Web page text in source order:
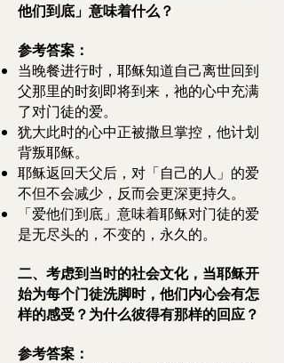
他们到底」意味着什么？
参考答案：
当晚餐进行时，耶稣知道自己离世回到
父那里的时刻即将到来，祂的心中充满
了对门徒的爱。
犹大此时的心中正被撒旦掌控，他计划
背叛耶稣。
耶稣返回天父后，对「自己的人」的爱
不但不会减少，反而会更深更持久。
「爱他们到底」意味着耶稣对门徒的爱
是无尽头的，不变的，永久的。
二、考虑到当时的社会文化，当耶稣开
始为每个门徒洗脚时，他们内心会有怎
样的感受？为什么彼得有那样的回应？
参考答案：